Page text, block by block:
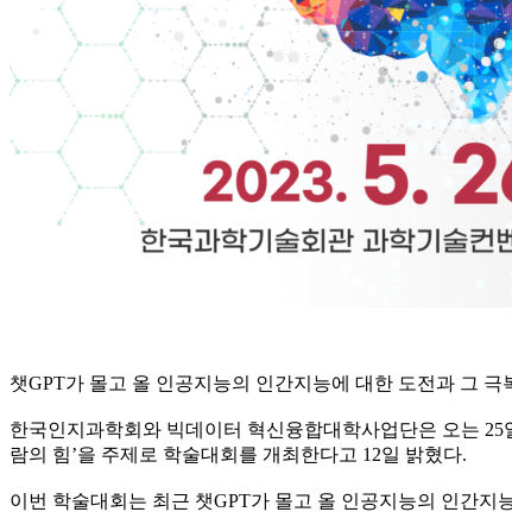
챗GPT가 몰고 올 인공지능의 인간지능에 대한 도전과 그
한국인지과학회와 빅데이터 혁신융합대학사업단은 오는
람의 힘’을 주제로 학술대회를 개최한다고 12일 밝혔다.
이번 학술대회는 최근 챗GPT가 몰고 올 인공지능의 인간